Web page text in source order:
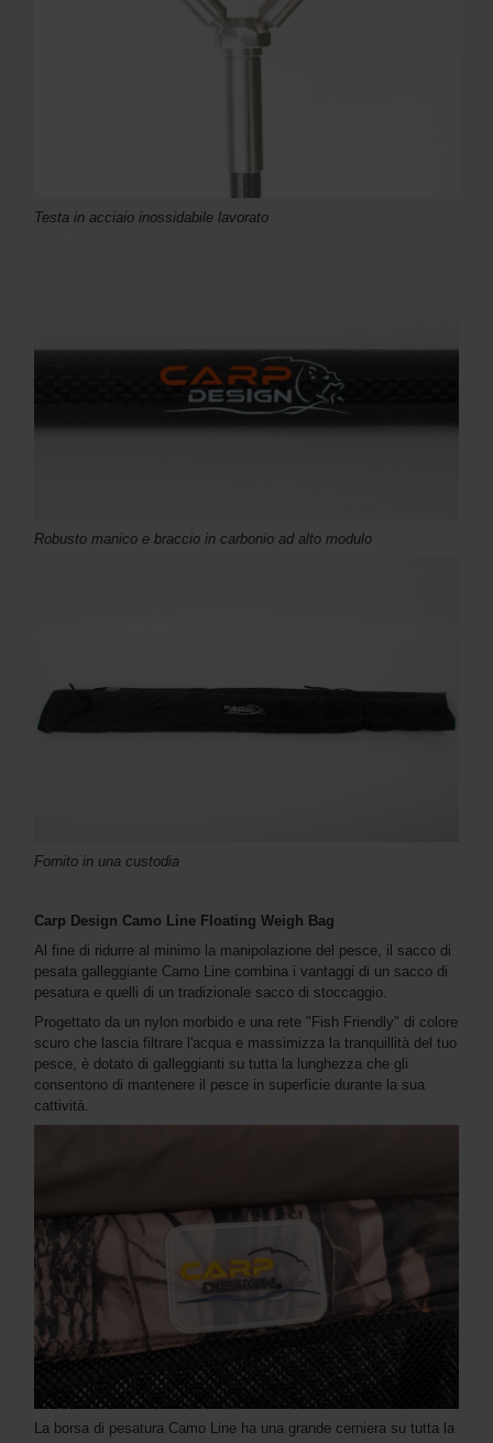
Testa in acciaio inossidabile lavorato
Robusto manico e braccio in carbonio ad alto modulo
Fornito in una custodia
Carp Design Camo Line Floating Weigh Bag
Al fine di ridurre al minimo la manipolazione del pesce, il sacco di
pesata galleggiante Camo Line combina i vantaggi di un sacco di
pesatura e quelli di un tradizionale sacco di stoccaggio.
Progettato da un nylon morbido e una rete "Fish Friendly" di colore
scuro che lascia filtrare l'acqua e massimizza la tranquillità del tuo
pesce, è dotato di galleggianti su tutta la lunghezza che gli
consentono di mantenere il pesce in superficie durante la sua
cattività.
La borsa di pesatura Camo Line ha una grande cerniera su tutta la